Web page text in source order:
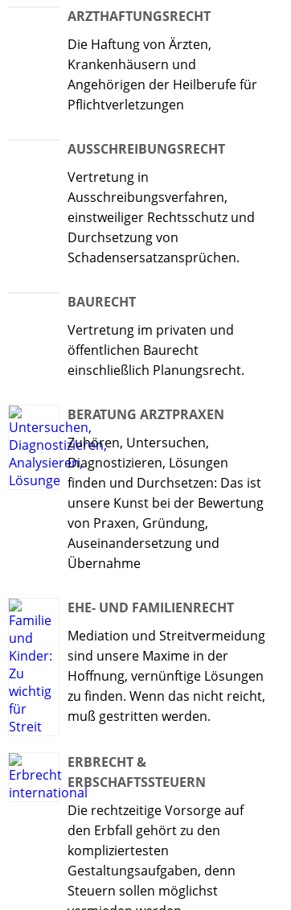
ARZTHAFTUNGSRECHT
Die Haftung von Ärzten,
Krankenhäusern und
Angehörigen der Heilberufe für
Pflichtverletzungen
AUSSCHREIBUNGSRECHT
Vertretung in
Ausschreibungsverfahren,
einstweiliger Rechtsschutz und
Durchsetzung von
Schadensersatzansprüchen.
BAURECHT
Vertretung im privaten und
öffentlichen Baurecht
einschließlich Planungsrecht.
BERATUNG ARZTPRAXEN
Zuhören, Untersuchen,
Diagnostizieren, Lösungen
finden und Durchsetzen: Das ist
unsere Kunst bei der Bewertung
von Praxen, Gründung,
Auseinandersetzung und
Übernahme
EHE- UND FAMILIENRECHT
Mediation und Streitvermeidung
sind unsere Maxime in der
Hoffnung, vernünftige Lösungen
zu finden. Wenn das nicht reicht,
muß gestritten werden.
ERBRECHT &
ERBSCHAFTSSTEUERN
Die rechtzeitige Vorsorge auf
den Erbfall gehört zu den
kompliziertesten
Gestaltungsaufgaben, denn
Steuern sollen möglichst